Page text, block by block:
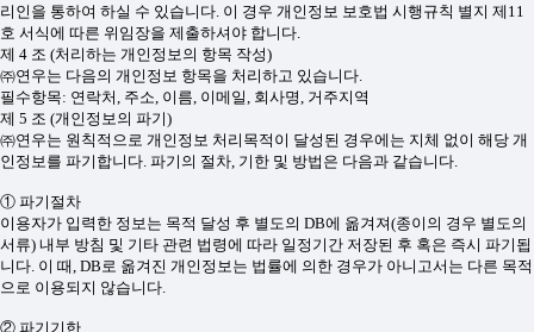
리인을 통하여 하실 수 있습니다. 이 경우 개인정보 보호법 시행규칙 별지 제11
호 서식에 따른 위임장을 제출하셔야 합니다.
제 4 조 (처리하는 개인정보의 항목 작성)
㈜연우는 다음의 개인정보 항목을 처리하고 있습니다.
필수항목: 연락처, 주소, 이름, 이메일, 회사명, 거주지역
제 5 조 (개인정보의 파기)
㈜연우는 원칙적으로 개인정보 처리목적이 달성된 경우에는 지체 없이 해당 개
인정보를 파기합니다. 파기의 절차, 기한 및 방법은 다음과 같습니다.
① 파기절차
이용자가 입력한 정보는 목적 달성 후 별도의 DB에 옮겨져(종이의 경우 별도의
서류) 내부 방침 및 기타 관련 법령에 따라 일정기간 저장된 후 혹은 즉시 파기됩
니다. 이 때, DB로 옮겨진 개인정보는 법률에 의한 경우가 아니고서는 다른 목적
으로 이용되지 않습니다.
② 파기기한